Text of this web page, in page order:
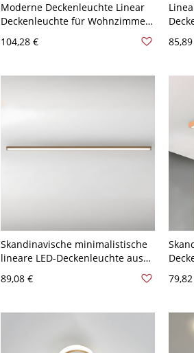
Moderne Deckenleuchte Linear
Deckenleuchte für Wohnzimmer
Natürliches Llicht
104,28 €
im
Skandinavische minimalistische
lineare LED-Deckenleuchte aus
Streifenleuchte für den Flur -
23,5"
89,08 €